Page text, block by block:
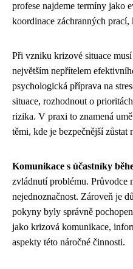
profese najdeme termíny jako
koordinace záchranných
Při vzniku krizové situace
největším nepřítelem
psychologická příprava na
situace, rozhodnout o
rizika. V praxi to znamená
těmi, kde je bezpečnější zůstat
Komunikace s účastníky
zvládnutí problému. Průvodce
nejednoznačnost. Zároveň je
pokyny byly správně
jako krizová komunikace,
aspekty této náročné činnosti.